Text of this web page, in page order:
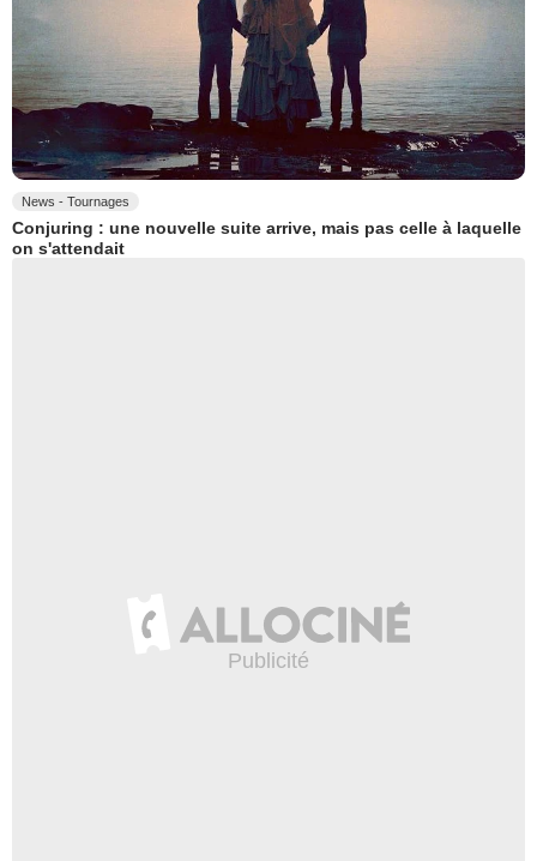
News - Tournages
Conjuring : une nouvelle suite arrive, mais pas celle à laquelle
on s'attendait